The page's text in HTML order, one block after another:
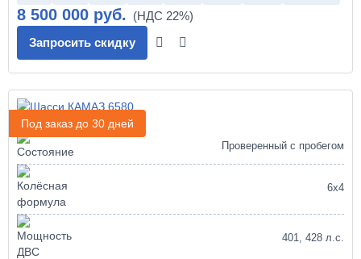
8 500 000 руб.
Запросить скидку
Под заказ до 30 дней
Шасси КАМАЗ 6580
Проверенный с пробегом
6х4
401, 428 л.с.